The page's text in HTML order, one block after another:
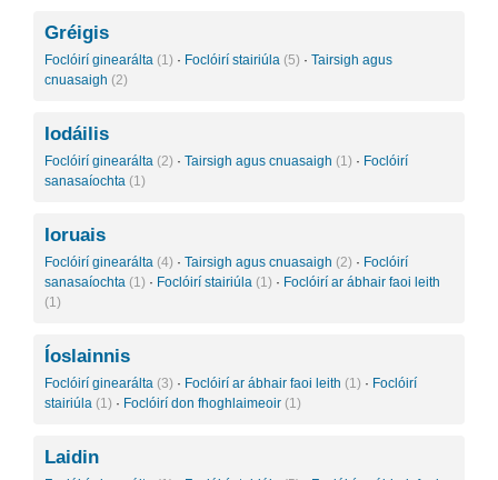
Gréigis
Foclóirí ginearálta (1) · Foclóirí stairiúla (5) · Tairsigh agus
cnuasaigh (2)
Iodáilis
Foclóirí ginearálta (2) · Tairsigh agus cnuasaigh (1) · Foclóirí
sanasaíochta (1)
Ioruais
Foclóirí ginearálta (4) · Tairsigh agus cnuasaigh (2) · Foclóirí
sanasaíochta (1) · Foclóirí stairiúla (1) · Foclóirí ar ábhair faoi leith
(1)
Íoslainnis
Foclóirí ginearálta (3) · Foclóirí ar ábhair faoi leith (1) · Foclóirí
stairiúla (1) · Foclóirí don fhoghlaimeoir (1)
Laidin